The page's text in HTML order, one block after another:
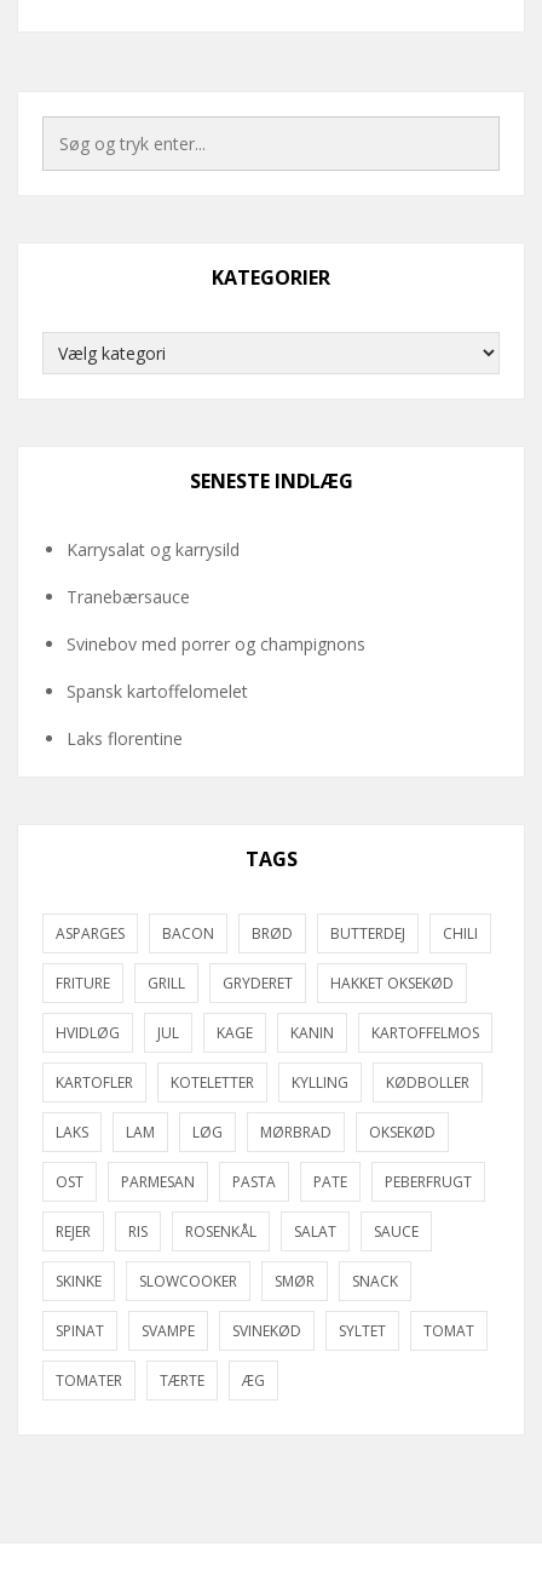
KATEGORIER
Kategorier
SENESTE INDLÆG
Karrysalat og karrysild
Tranebærsauce
Svinebov med porrer og champignons
Spansk kartoffelomelet
Laks florentine
TAGS
ASPARGES BACON BRØD BUTTERDEJ CHILI
FRITURE GRILL GRYDERET HAKKET OKSEKØD
HVIDLØG JUL KAGE KANIN KARTOFFELMOS
KARTOFLER KOTELETTER KYLLING KØDBOLLER
LAKS LAM LØG MØRBRAD OKSEKØD
OST PARMESAN PASTA PATE PEBERFRUGT
REJER RIS ROSENKÅL SALAT SAUCE
SKINKE SLOWCOOKER SMØR SNACK
SPINAT SVAMPE SVINEKØD SYLTET TOMAT
TOMATER TÆRTE ÆG